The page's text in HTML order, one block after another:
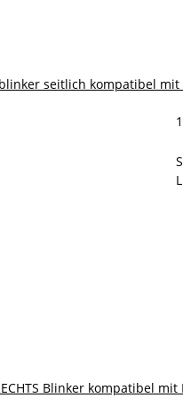
seitlich kompatibel
Blinker kompatibel